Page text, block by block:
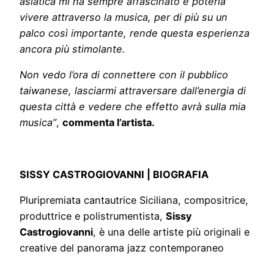
vivere attraverso la musica, per di più su un
palco così importante, rende questa esperienza
ancora più stimolante.
Non vedo l’ora di connettere con il pubblico
taiwanese, lasciarmi attraversare dall’energia di
questa città e vedere che effetto avrà sulla mia
musica”, commenta l’artista.
SISSY CASTROGIOVANNI | BIOGRAFIA
Pluripremiata cantautrice Siciliana, compositrice,
produttrice e polistrumentista, Sissy
Castrogiovanni, è una delle artiste più originali e
creative del panorama jazz contemporaneo